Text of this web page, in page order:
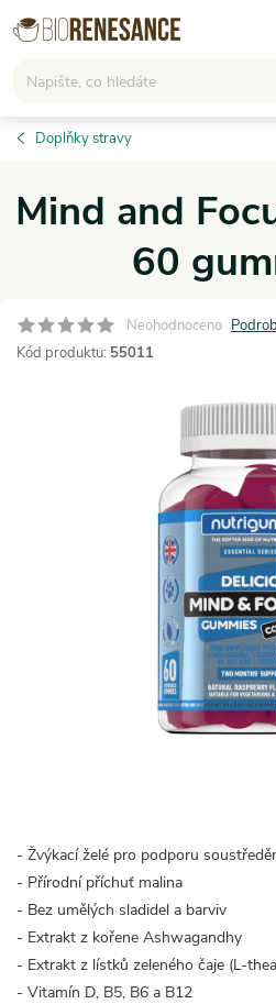
Přejít
na
Doplňky stravy
Mind and
60
Neohodnoceno
Kód produktu: 55011
- Žvýkací želé pro podporu
- Přírodní příchuť malina
- Bez umělých sladidel a barviv
- Extrakt z kořene Ashwagandhy
- Extrakt z lístků zeleného čaje (L-
- Vitamín D, B5, B6 a B12